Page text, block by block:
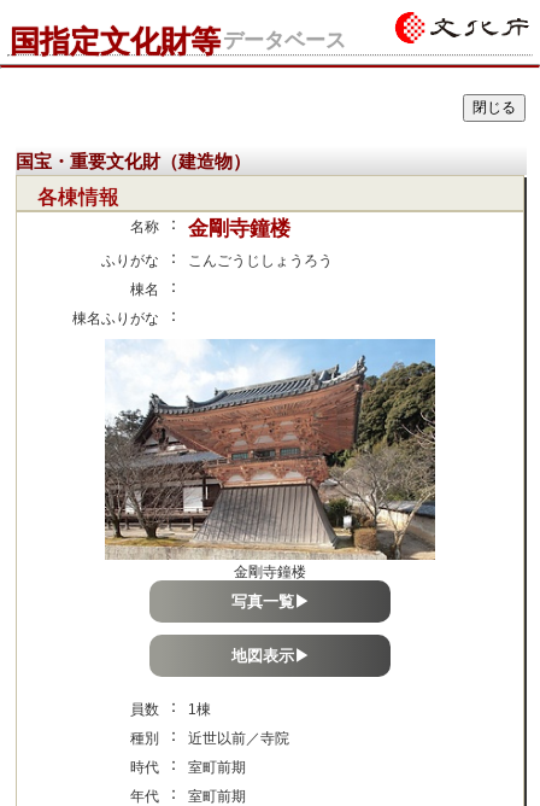
国指定文化財等データベース
国宝・重要文化財（建造物）
各棟情報
名称 ： 金剛寺鐘楼
ふりがな ：
こんごうじしょうろう
棟名
：
棟名ふりがな ：
金剛寺鐘楼
写真一覧▶
地図表示▶
員数 ：
1棟
種別
：
近世以前／寺院
時代
：
室町前期
年代
：
室町前期